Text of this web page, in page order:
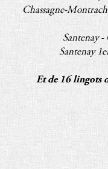
Chassagne-
Santenay
Santenay
Et de 16 lingots